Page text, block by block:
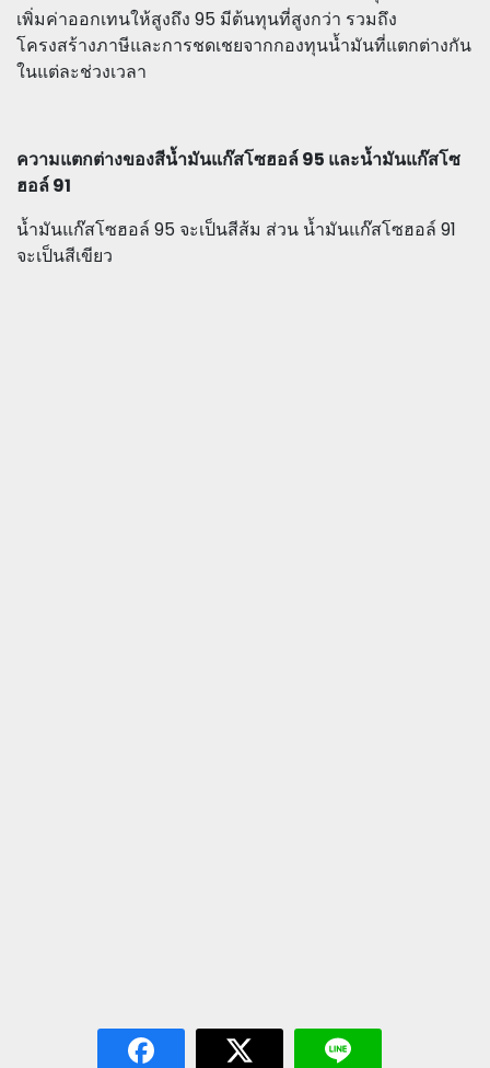
เพิ่มค่าออกเทนให้สูงถึง 95 มีต้นทุนที่สูงกว่า รวมถึง
โครงสร้างภาษีและการชดเชยจากกองทุนน้ำมันที่แตกต่างกัน
ในแต่ละช่วงเวลา
ความแตกต่างของสีน้ำมันแก๊สโซฮอล์ 95 และน้ำมันแก๊สโซ
ฮอล์ 91
น้ำมันแก๊สโซฮอล์ 95 จะเป็นสีส้ม ส่วน น้ำมันแก๊สโซฮอล์ 91
จะเป็นสีเขียว